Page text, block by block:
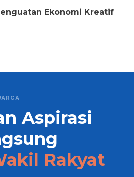
Ekonomi Kreatif
Aspirasi
Rakyat